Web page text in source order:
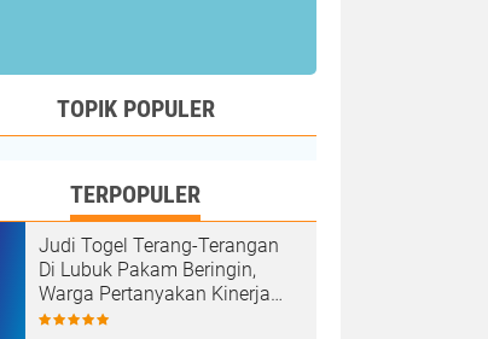
TOPIK POPULER
TERPOPULER
Judi Togel Terang-Terangan
Di Lubuk Pakam Beringin,
Warga Pertanyakan Kinerja